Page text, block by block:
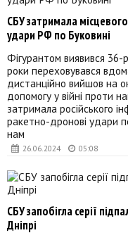
26.06.2024 05:08
СБУ затримала
удари РФ по Буковині
Фігурантом виявився 36-
роки переховувався
дистанційно вийшов на
допомогу у війні проти
затримала російського
ракетно-дронові удари
нам
СБУ запобігла серії
Дніпрі